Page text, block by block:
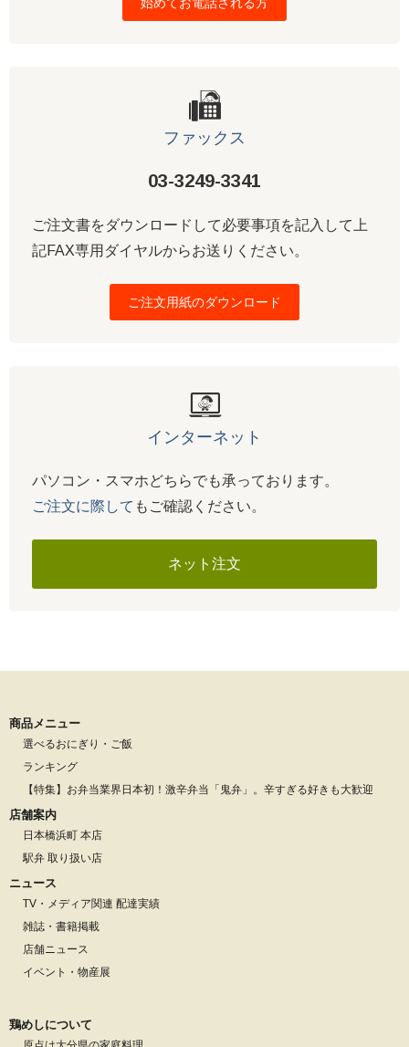
始めてお電話される方
ファックス
03-3249-3341
ご注文書をダウンロードして必要事項を記入して上
記FAX専用ダイヤルからお送りください。
ご注文用紙のダウンロード
インターネット
パソコン・スマホどちらでも承っております。
ご注文に際して もご確認ください。
ネット注文
商品メニュー
選べるおにぎり・ご飯
ランキング
【特集】お弁当業界日本初！激辛弁当「鬼弁」。辛すぎる好きも大歓迎
店舗案内
日本橋浜町 本店
駅弁 取り扱い店
ニュース
TV・メディア関連 配達実績
雑誌・書籍掲載
店舗ニュース
イベント・物産展
鶏めしについて